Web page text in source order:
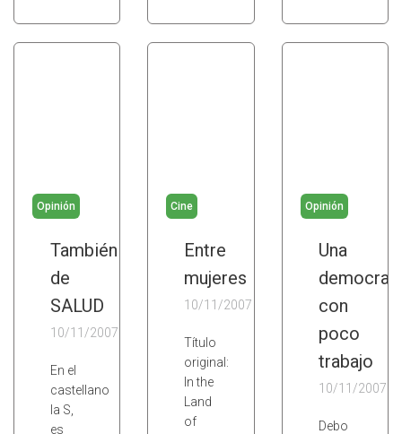
Opinión
También
de
SALUD
10/11/2007
En el
castellano
la S,
es
Cine
Entre
mujeres
10/11/2007
Título
original:
In the
Land
of
Opinión
Una
con
poco
trabajo
10/11/2007
Debo